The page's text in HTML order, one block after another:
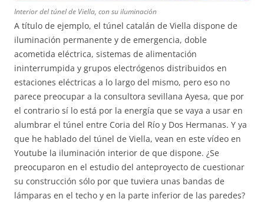
Interior del túnel de Viella, con su iluminación
A título de ejemplo, el túnel catalán de Viella dispone de
iluminación permanente y de emergencia, doble
acometida eléctrica, sistemas de alimentación
ininterrumpida y grupos electrógenos distribuidos en
estaciones eléctricas a lo largo del mismo, pero eso no
parece preocupar a la consultora sevillana Ayesa, que por
el contrario sí lo está por la energía que se vaya a usar en
alumbrar el túnel entre Coria del Río y Dos Hermanas. Y ya
que he hablado del túnel de Viella, vean en este vídeo en
Youtube la iluminación interior de que dispone. ¿Se
preocuparon en el estudio del anteproyecto de cuestionar
su construcción sólo por que tuviera unas bandas de
lámparas en el techo y en la parte inferior de las paredes?